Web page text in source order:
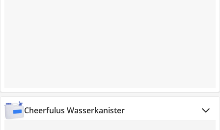
Cheerfulus Wasserkanister